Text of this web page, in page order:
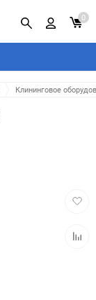
0
Клининговое